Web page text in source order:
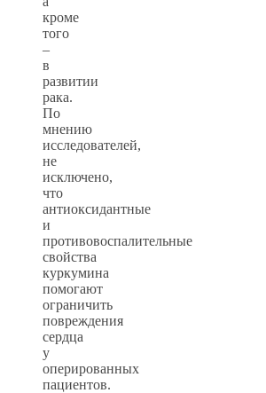
кроме
того
–
в
развитии
рака.
По
мнению
исследователей,
не
исключено,
что
антиоксидантные
и
противовоспалительные
свойства
куркумина
помогают
ограничить
повреждения
сердца
у
оперированных
пациентов.